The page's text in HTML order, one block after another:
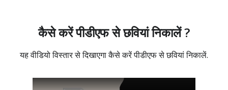
कैसे करें पीडीएफ से छवियां निकालें ?
यह वीडियो विस्तार से दिखाएगा कैसे करें पीडीएफ से छवियां निकालें.